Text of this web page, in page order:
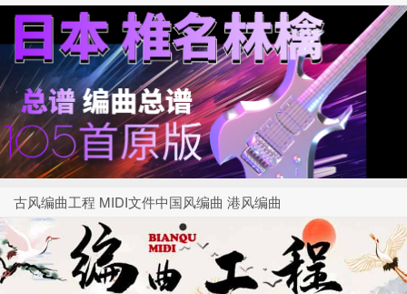
古风编曲工程 MIDI文件中国风编曲 港风编曲